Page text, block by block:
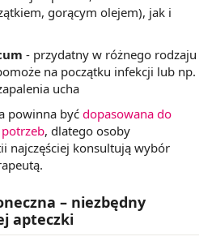
gorącym olejem), jak i
- przydatny w różnego rodzaju
na początku infekcji lub np.
ucha
powinna być dopasowana do
, dlatego osoby
najczęściej konsultują wybór
– niezbędny
apteczki